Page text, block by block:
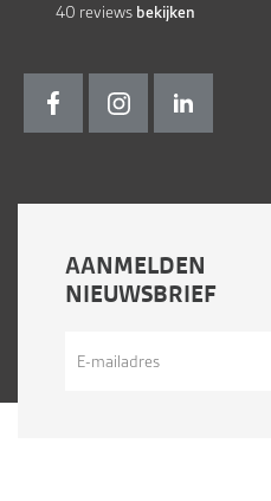
AANMELDEN
NIEUWSBRIEF
40 reviews bekijken